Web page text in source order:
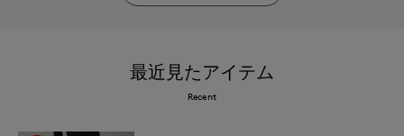
最近見たアイテム
Recent